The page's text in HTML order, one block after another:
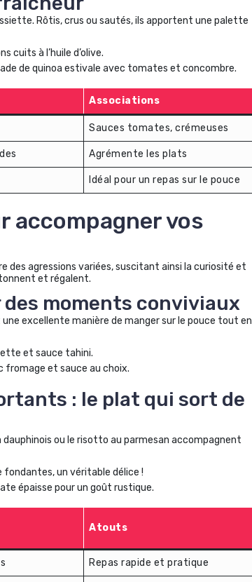
Rôtis, crus ou sautés, ils apportent une palette
cuits à l’huile d’olive.
de quinoa estivale avec tomates et concombre.
Associations
Sauces tomates, crémeuses
Agrémente les plats
Idéal pour un repas sur le pouce
accompagner vos
des agressions variées, suscitant ainsi la curiosité et
et régalent.
moments conviviaux
excellente manière de manger sur le pouce tout en
et sauce tahini.
fromage et sauce au choix.
: le plat qui sort de
ou le risotto au parmesan accompagnent
fondantes, un véritable délice !
épaisse pour un goût rustique.
Atouts
Repas rapide et pratique